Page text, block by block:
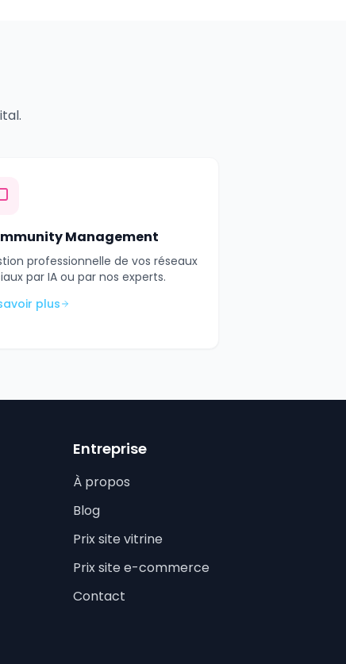
Management
professionnelle de vos réseaux
par IA ou par nos experts.
plus
Entreprise
À propos
Blog
Prix site vitrine
Prix site e-commerce
Contact